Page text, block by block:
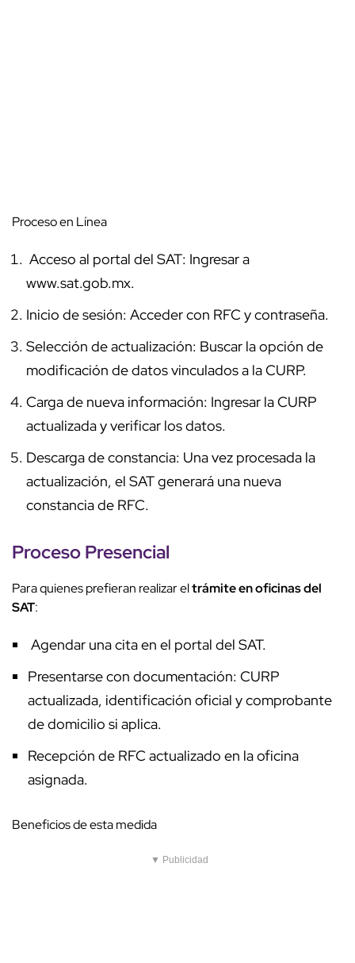
Proceso en Línea
Acceso al portal del SAT: Ingresar a
www.sat.gob.mx.
Inicio de sesión: Acceder con RFC y contraseña.
Selección de actualización: Buscar la opción de
modificación de datos vinculados a la CURP.
Carga de nueva información: Ingresar la CURP
actualizada y verificar los datos.
Descarga de constancia: Una vez procesada la
actualización, el SAT generará una nueva
constancia de RFC.
Proceso Presencial
Para quienes prefieran realizar eltrámite en oficinas del
SAT:
Agendar una cita en el portal del SAT.
Presentarse con documentación: CURP
actualizada, identificación oficial y comprobante
de domicilio si aplica.
Recepción de RFC actualizado en la oficina
asignada.
Beneficios de esta medida
▼ Publicidad